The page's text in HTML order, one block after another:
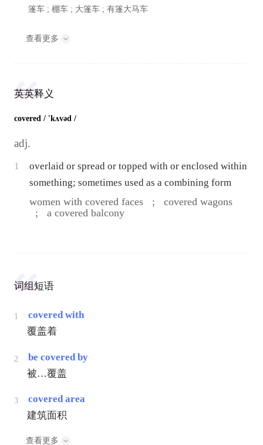
篷车 ; 棚车 ; 大篷车 ; 有篷大马车
查看更多
英英释义
covered / 'kʌvəd /
adj.
1
overlaid or spread or topped with or enclosed within
something; sometimes used as a combining form
women with covered faces ;
covered wagons
;
a covered balcony
词组短语
1
covered with
覆盖着
2
be covered by
被…覆盖
3
covered area
建筑面积
查看更多